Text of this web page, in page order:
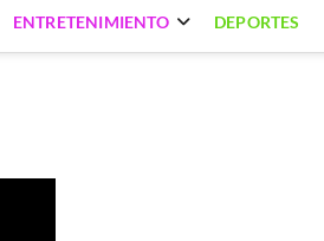
ENTRETENIMIENTO DEPORTES